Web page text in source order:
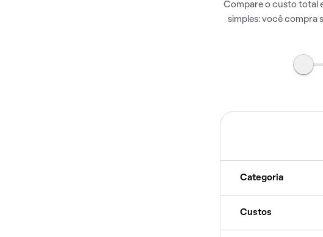
Compare o custo total
simples: você compra
Categoria
Custos